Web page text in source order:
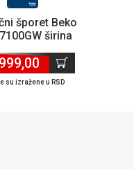
šporet Beko
širina
su izražene u RSD